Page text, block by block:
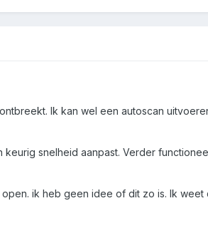
Ik kan wel een autoscan
snelheid aanpast. Verder
ik heb geen idee of dit zo is. Ik weet